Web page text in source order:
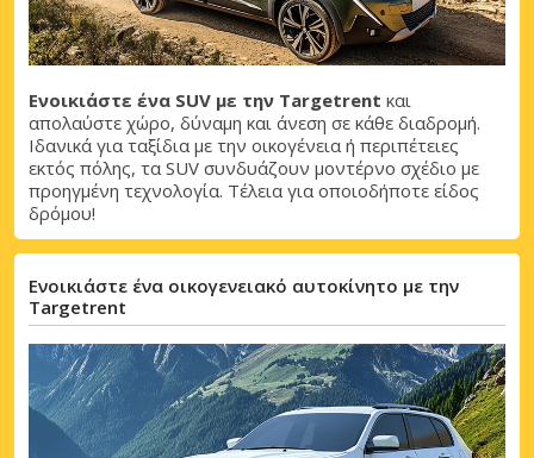
Μεγάλες εξοικονομήσεις
Αποκτήστε πρόσβαση σε αποκλειστικές
προσφορές συνεργατών
Σύνδεση με eLink
Ενοικιάστε ένα SUV με την Targetrent και
απολαύστε χώρο, δύναμη και άνεση σε κάθε διαδρομή.
Ιδανικά για ταξίδια με την οικογένεια ή περιπέτειες
εκτός πόλης, τα SUV συνδυάζουν μοντέρνο σχέδιο με
προηγμένη τεχνολογία. Τέλεια για οποιοδήποτε είδος
δρόμου!
Ενοικιάστε ένα οικογενειακό αυτοκίνητο με την
Targetrent